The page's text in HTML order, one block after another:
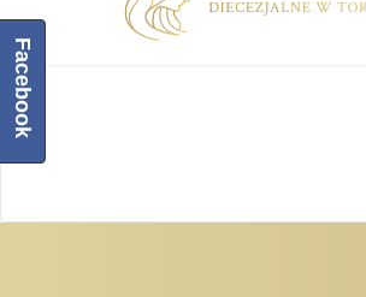
Facebook